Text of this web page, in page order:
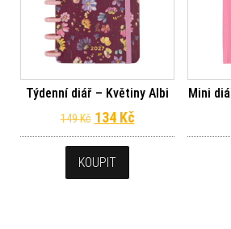
Týdenní diář – Květiny Albi
149Kč Původní cena byla: 149
134 KčAktuální cena
KOUPIT
Mini